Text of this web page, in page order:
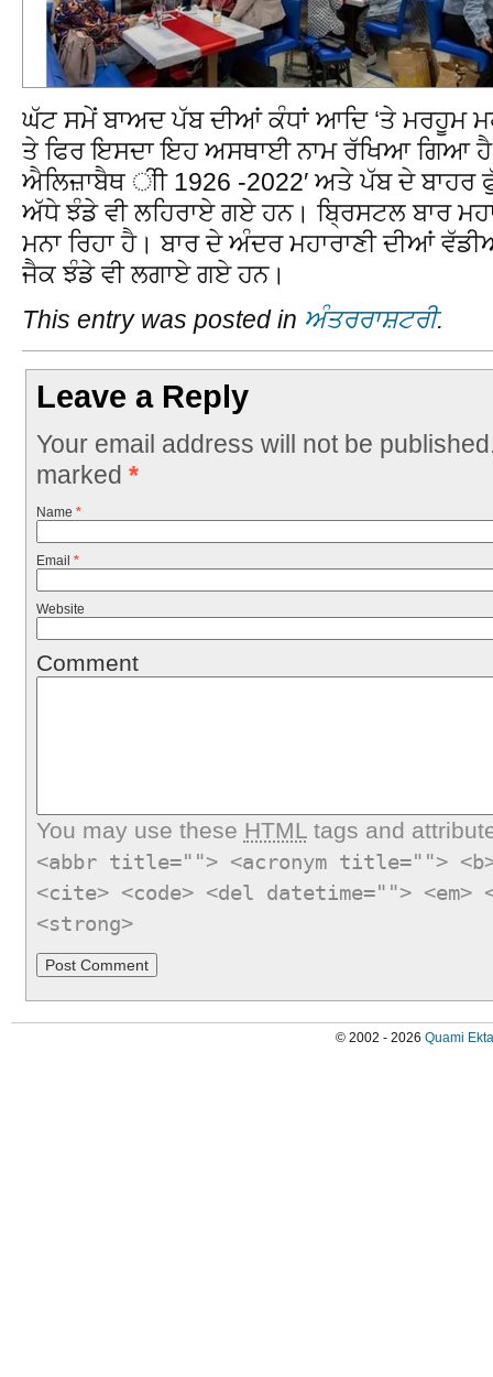
ਘੱਟ ਸਮੇਂ ਬਾਅਦ ਪੱਬ ਦੀਆਂ ਕੰਧਾਂ ਆਦਿ ‘ਤੇ ਮਰਹੂਮ
ਤੇ ਫਿਰ ਇਸਦਾ ਇਹ ਅਸਥਾਈ ਨਾਮ ਰੱਖਿਆ ਗਿਆ
ਐਲਿਜ਼ਾਬੈਥ ੀੀ 1926 -2022′ ਅਤੇ ਪੱਬ ਦੇ ਬਾਹਰ
ਅੱਧੇ ਝੰਡੇ ਵੀ ਲਹਿਰਾਏ ਗਏ ਹਨ। ਬ੍ਰਿਸਟਲ ਬਾਰ
ਮਨਾ ਰਿਹਾ ਹੈ। ਬਾਰ ਦੇ ਅੰਦਰ ਮਹਾਰਾਣੀ ਦੀਆਂ
ਜੈਕ ਝੰਡੇ ਵੀ ਲਗਾਏ ਗਏ ਹਨ।
This entry was posted in ਅੰਤਰਰਾਸ਼ਟਰੀ.
Leave a Reply
Your email address will not be
marked *
Name *
Email *
Website
Comment
You may use these HTMLtags and
<abbr title=""> <acronym title="">
<cite> <code> <del datetime="">
<strong>
© 2002 - 2026 Quami